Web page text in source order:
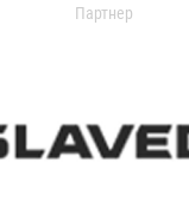
Партнер